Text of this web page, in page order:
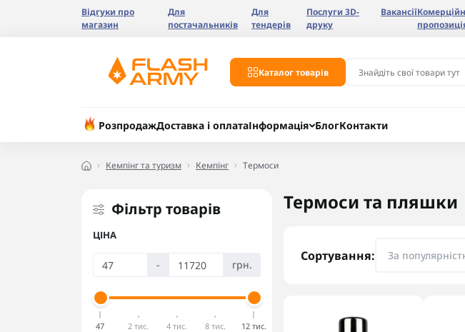
Відгуки про
магазин
Для
постачальників
Для
тендерів
Послуги 3D-
друку
Вакансії
Каталог товарів
РозпродажДоставка і оплатаІнформація БлогКонтакти
Кемпінг та туризм Кемпінг Термоси
Фільтр товарів
ЦІНА
- грн.
47 2 тис. 4 тис. 8 тис. 12 тис.
Термоси та пляшки
Сортування: